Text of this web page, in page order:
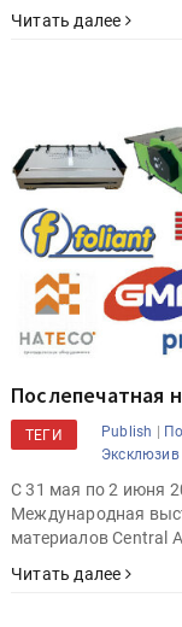
Читать далее
Послепечатная
ТЕГИ Publish |
Эксклюзив
С 31 мая по 2 июня
Международная
материалов Central
Читать далее